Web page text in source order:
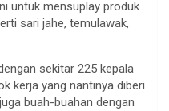
untuk mensuplay produk
sari jahe, temulawak,
sekitar 225 kepala
kerja yang nantinya diberi
buah-buahan dengan